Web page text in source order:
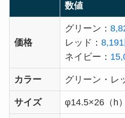
数値
価格
グリーン：
レッド： 8,191
ネイビー：
カラー グリーン・レ
サイズ φ14.5×26（h